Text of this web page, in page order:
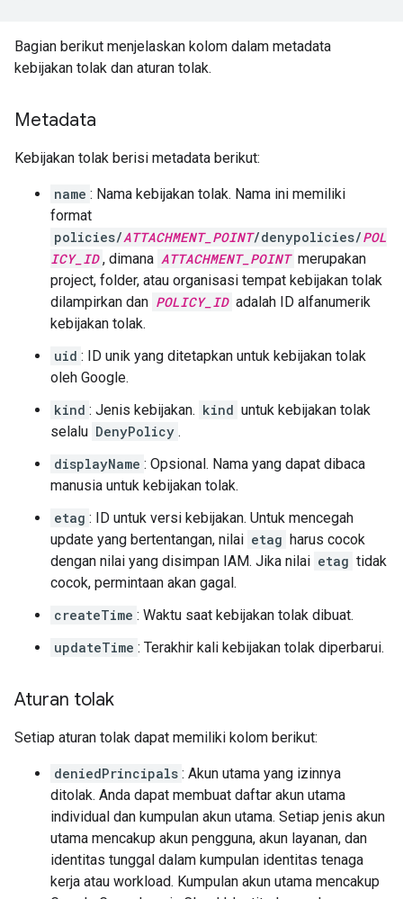
Bagian berikut menjelaskan kolom dalam metadata
kebijakan tolak dan aturan tolak.
Metadata
Kebijakan tolak berisi metadata berikut:
name : Nama kebijakan tolak. Nama ini memiliki
format
policies/ATTACHMENT_POINT/denypolicies/POL
ICY_ID , dimana ATTACHMENT_POINT merupakan
project, folder, atau organisasi tempat kebijakan tolak
dilampirkan dan POLICY_ID adalah ID alfanumerik
kebijakan tolak.
uid : ID unik yang ditetapkan untuk kebijakan tolak
oleh Google.
kind : Jenis kebijakan. kind untuk kebijakan tolak
selalu DenyPolicy .
displayName : Opsional. Nama yang dapat dibaca
manusia untuk kebijakan tolak.
etag : ID untuk versi kebijakan. Untuk mencegah
update yang bertentangan, nilai etag harus cocok
dengan nilai yang disimpan IAM. Jika nilai etag tidak
cocok, permintaan akan gagal.
createTime : Waktu saat kebijakan tolak dibuat.
updateTime : Terakhir kali kebijakan tolak diperbarui.
Aturan tolak
Setiap aturan tolak dapat memiliki kolom berikut:
deniedPrincipals : Akun utama yang izinnya
ditolak. Anda dapat membuat daftar akun utama
individual dan kumpulan akun utama. Setiap jenis akun
utama mencakup akun pengguna, akun layanan, dan
identitas tunggal dalam kumpulan identitas tenaga
kerja atau workload. Kumpulan akun utama mencakup